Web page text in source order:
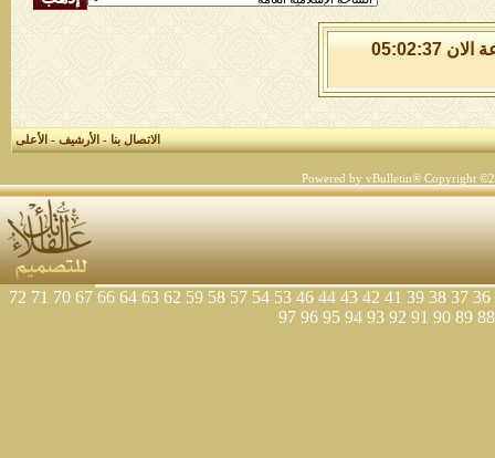
السبت 8 من اغسطس 2026 , الساعة الان 05:02:37
الاتصال بنا-الأرشيف-الأعلى
Powered by vBulletin® Copyright
36
37
38
39
41
42
43
44
46
53
54
57
58
59
62
63
64
66
67
70
71
72
88
89
90
91
92
93
94
95
96
97